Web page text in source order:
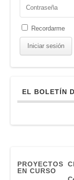
Recordarme
EL BOLETÍN
PROYECTOS
EN CURSO